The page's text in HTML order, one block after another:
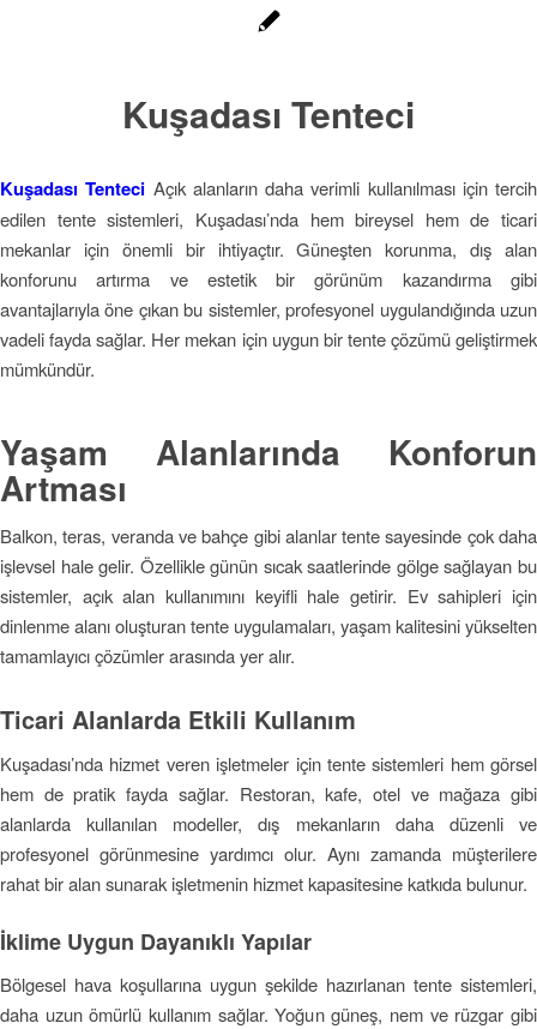
Kuşadası Tenteci
Kuşadası Tenteci Açık alanların daha verimli kullanılması için tercih
edilen tente sistemleri, Kuşadası’nda hem bireysel hem de ticari
mekanlar için önemli bir ihtiyaçtır. Güneşten korunma, dış alan
konforunu artırma ve estetik bir görünüm kazandırma gibi
avantajlarıyla öne çıkan bu sistemler, profesyonel uygulandığında uzun
vadeli fayda sağlar. Her mekan için uygun bir tente çözümü geliştirmek
mümkündür.
Yaşam Alanlarında Konforun
Artması
Balkon, teras, veranda ve bahçe gibi alanlar tente sayesinde çok daha
işlevsel hale gelir. Özellikle günün sıcak saatlerinde gölge sağlayan bu
sistemler, açık alan kullanımını keyifli hale getirir. Ev sahipleri için
dinlenme alanı oluşturan tente uygulamaları, yaşam kalitesini yükselten
tamamlayıcı çözümler arasında yer alır.
Ticari Alanlarda Etkili Kullanım
Kuşadası’nda hizmet veren işletmeler için tente sistemleri hem görsel
hem de pratik fayda sağlar. Restoran, kafe, otel ve mağaza gibi
alanlarda kullanılan modeller, dış mekanların daha düzenli ve
profesyonel görünmesine yardımcı olur. Aynı zamanda müşterilere
rahat bir alan sunarak işletmenin hizmet kapasitesine katkıda bulunur.
İklime Uygun Dayanıklı Yapılar
Bölgesel hava koşullarına uygun şekilde hazırlanan tente sistemleri,
daha uzun ömürlü kullanım sağlar. Yoğun güneş, nem ve rüzgar gibi